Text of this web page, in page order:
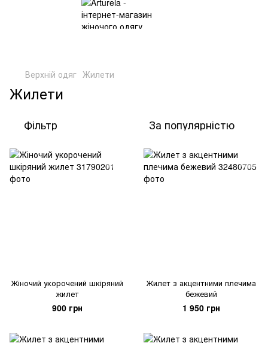
Верхній одяг Жилети
Жилети
Фільтр За популярністю
Жіночий укорочений шкіряний
жилет
900 грн
Жилет з акцентними плечима
бежевий
1 950 грн